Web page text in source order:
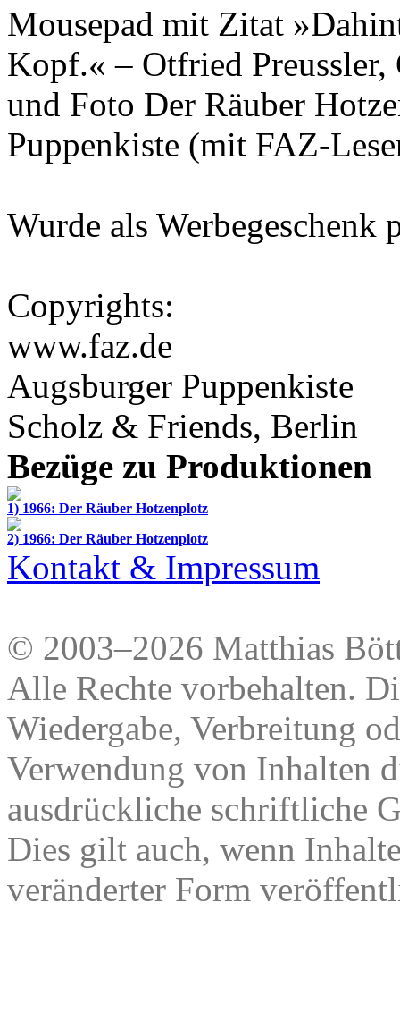
Mousepad mit Zitat
Kopf.« – Otfried Preussler,
und Foto Der Räuber
Puppenkiste (mit FAZ-
Wurde als Werbegeschenk
Copyrights:
www.faz.de
Augsburger Puppenkiste
Scholz & Friends, Berlin
Bezüge zu Produktionen
1) 1966: Der Räuber Hotzenplotz
2) 1966: Der Räuber Hotzenplotz
Kontakt & Impressum
© 2003–2026 Matthias
Alle Rechte vorbehalten.
Wiedergabe, Verbreitung
Verwendung von Inhalten
ausdrückliche schriftliche
Dies gilt auch, wenn
veränderter Form